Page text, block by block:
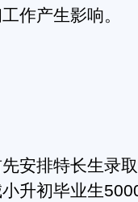
作产生影响。
排特长生录取
升初毕业生